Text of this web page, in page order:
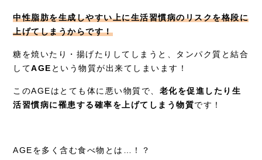
中性脂肪を生成しやすい上に生活習慣病のリスクを格段に
上げてしまうからです！
糖を焼いたり・揚げたりしてしまうと、タンパク質と結合
してAGE という物質が出来てしまいます！
このAGEはとても体に悪い物質で、 老化を促進したり生
活習慣病に罹患する確率を上げてしまう物質です！
AGEを多く含む食べ物とは…！？